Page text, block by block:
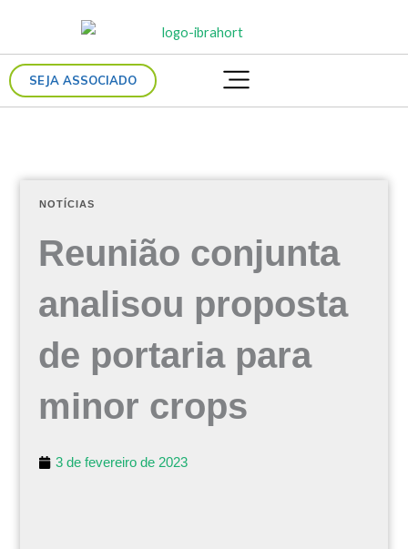
conteúdoSEJA ASSOCIADO
NOTÍCIAS
Reunião conjunta
analisou proposta
de portaria para
minor crops
3 de fevereiro de 2023